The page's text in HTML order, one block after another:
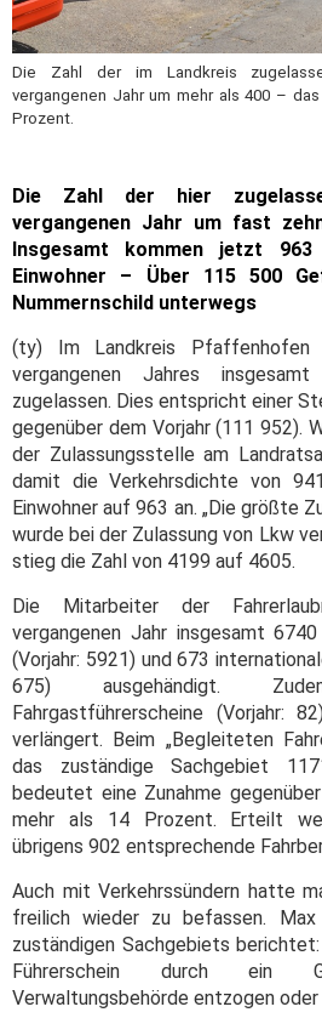
Die Zahl der im Landkreis
vergangenen Jahr um mehr als 400 –
Prozent.
Die Zahl der hier
vergangenen Jahr um fast
Insgesamt kommen jetzt
Einwohner – Über 115 500
Nummernschild unterwegs
(ty) Im Landkreis Pfaffenhofen
vergangenen Jahres
zugelassen. Dies entspricht einer
gegenüber dem Vorjahr (111 952).
der Zulassungsstelle am
damit die Verkehrsdichte von
Einwohner auf 963 an. „Die größte
wurde bei der Zulassung von Lkw
stieg die Zahl von 4199 auf 4605.
Die Mitarbeiter der
vergangenen Jahr insgesamt
(Vorjahr: 5921) und 673
675) ausgehändigt.
Fahrgastführerscheine (Vorjahr:
verlängert. Beim „Begleiteten
das zuständige Sachgebiet
bedeutet eine Zunahme
mehr als 14 Prozent. Erteilt
übrigens 902 entsprechende
Auch mit Verkehrssündern hatte
freilich wieder zu befassen.
zuständigen Sachgebiets
Führerschein durch ein
Verwaltungsbehörde entzogen oder